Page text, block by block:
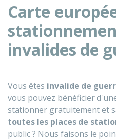
Carte
invalides de
Vous êtes invalide de
vous pouvez bénéficier
stationner gratuitement et
toutes les places de
public ? Nous faisons le